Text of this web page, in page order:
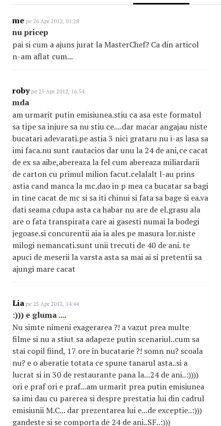
me pe 26 Apr 2012, 01:28
nu pricep
pai si cum a ajuns jurat la MasterChef? Ca din articol
n-am aflat cum...
robype 25 Apr 2012, 16:54
mda
am urmarit putin emisiunea.stiu ca asa este formatul
sa tipe sa injure sa nu stiu ce....dar macar angajau niste
bucatari adevarati.pe astia 3 nici grataru nu i-as lasa sa
imi faca.nu sunt rautacios dar unu la 24 de ani,ce cacat
de ex sa aibe,abereaza la fel cum abereaza miliardarii
de carton cu primul milion facut.celalalt l-au prins
astia cand manca la mc.dao in p mea ca bucatar sa bagi
in tine cacat de mc si sa iti chinui si fata sa bage si ea.va
dati seama cdupa asta ca habar nu are de el.grasu ala
are o fata transpirata care ai gasesti numai la bodegi
jegoase.si concurentii aia ia ales pe masura lor.niste
milogi nemancati.sunt unii trecuti de 40 de ani. te
apuci de meserii la varsta asta sa mai ai si pretentii sa
ajungi mare cacat
Lia pe 25 Apr 2012, 14:44
:))) e gluma ....
Nu simte nimeni exagerarea ?! a vazut prea multe
filme si nu a stiut sa adapeze putin scenariul..cum sa
stai copil fiind, 17 ore in bucatarie ?! somn nu? scoala
nu? e o aberatie totata ce spune tanarul asta..si a
lucrat si in 30 de restaurante pana la...24 de ani..:))))
ori e praf ori e praf...am urmarit prea putin emisiunea
sa imi dau cu parerea si despre prestatia lui din cadrul
emisiunii M.C... dar prezentarea lui e...de exceptie..:)))
gandeste si se comporta de 24 de ani..SF..:)))